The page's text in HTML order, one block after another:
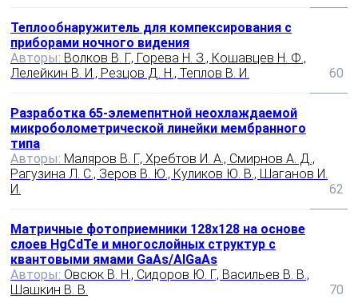
Теплообнаружитель для компексирования с
приборами ночного видения
Авторы: Волков В. Г., Горева Н. З., Кошавцев Н. Ф.,
Лелейкин В. И., Резцов Д. Н., Теплов В. И.
60
Разработка 65-элемепнтной неохлаждаемой
микроболометрической линейки мембранного
типа
Авторы: Маляров В. Г., Хребтов И. А., Смирнов А. Д.,
Рагузина Л. С., Зеров В. Ю., Куликов Ю. В., Шаганов И.
И.
62
Матричные фотоприемники 128х128 на основе
слоев HgCdTe и многослойных структур с
квантовыми ямами GaAs/AlGaAs
Авторы: Овсюк В. Н., Сидоров Ю. Г., Васильев В. В.,
Шашкин В. В.
70